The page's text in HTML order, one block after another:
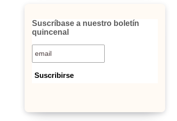
Suscríbase a nuestro boletín
quincenal